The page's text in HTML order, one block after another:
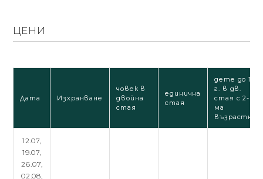
ЦЕНИ
Дата Изхранване
човек в
двойна
стая
единична
стая
дете до 12
г. в дв.
стая с 2-
ма
възрастни
12.07,
19.07,
26.07,
02.08,